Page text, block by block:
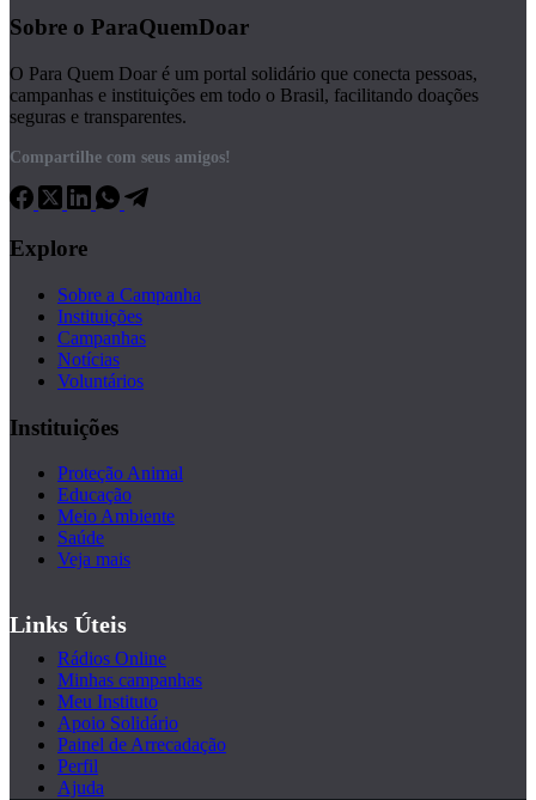
Sobre o ParaQuemDoar
O Para Quem Doar é um portal solidário que conecta pessoas,
campanhas e instituições em todo o Brasil, facilitando doações
seguras e transparentes.
Compartilhe com seus amigos!
Explore
Sobre a Campanha
Instituições
Campanhas
Notícias
Voluntários
Instituições
Proteção Animal
Educação
Meio Ambiente
Saúde
Veja mais
Links Úteis
Rádios Online
Minhas campanhas
Meu Instituto
Apoio Solidário
Painel de Arrecadação
Perfil
Ajuda